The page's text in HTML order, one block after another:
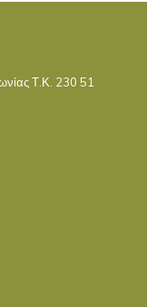
Τ.Κ. 230 51